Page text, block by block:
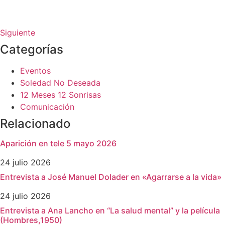
Siguiente
Categorías
Eventos
Soledad No Deseada
12 Meses 12 Sonrisas
Comunicación
Relacionado
Aparición en tele 5 mayo 2026
24 julio 2026
Entrevista a José Manuel Dolader en «Agarrarse a la vida»
24 julio 2026
Entrevista a Ana Lancho en “La salud mental” y la película
(Hombres,1950)